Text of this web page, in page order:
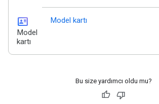
id_card
Model
kartı
Model kartı
Bu size yardımcı oldu mu?